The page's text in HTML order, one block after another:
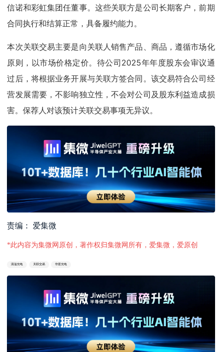
信诺和彩虹集团任董事。这些关联方是公司长期客户，前期
合同执行和结算正常，具备履约能力。
本次关联交易主要是向关联人销售产品、商品，遵循市场化
原则，以市场价格定价。待公司2025年年度股东会审议通
过后，将根据业务开展与关联方签合同。该交易符合公司经
营发展需要，不影响独立性，不会对公司及股东利益造成损
害。保荐人对该预计关联交易事项无异议。
责编： 爱集微
*此内容为集微网原创，著作权归集微网所有，爱集微，爱原创
清溢光电 关联交易 华星光电